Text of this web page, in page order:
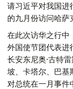
请习近平对我国进
的九月份访问哈萨
在此次访华之行中
外国使节团代表进
长安东尼奥·古特
坡、卡塔尔、巴基
对总统在一月事件